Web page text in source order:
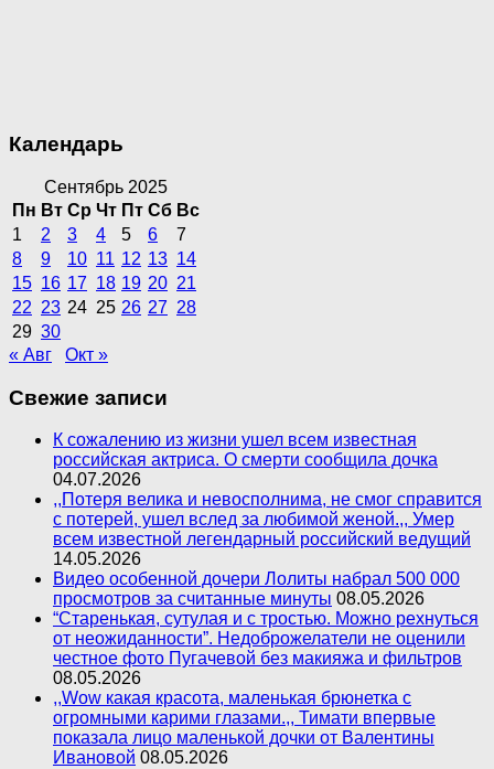
Календарь
Сентябрь 2025
Пн Вт Ср Чт Пт Сб Вс
1
2 3 4 5 6
7
8
9 10 11 12 13 14
15 16 17 18 19 20 21
22 23 24 25 26 27 28
29 30
« Авг
Окт »
Свежие записи
К сожалению из жизни ушел всем известная
российская актриса. О смерти сообщила дочка
04.07.2026
,,Потеря велика и невосполнима, не смог справится
с потерей, ушел вслед за любимой женой.,, Умер
всем известной легендарный российский ведущий
14.05.2026
Видео особенной дочери Лолиты набрал 500 000
просмотров за считанные минуты 08.05.2026
“Старенькая, сутулая и с тростью. Можно рехнуться
от неожиданности”. Недоброжелатели не оценили
честное фото Пугачевой без макияжа и фильтров
08.05.2026
,,Wow какая красота, маленькая брюнетка с
огромными карими глазами.,, Тимати впервые
показала лицо маленькой дочки от Валентины
Ивановой 08.05.2026